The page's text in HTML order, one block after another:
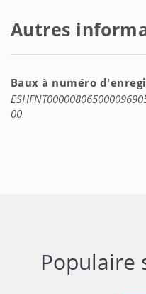
Autres
Baux à numéro
00
Populaire